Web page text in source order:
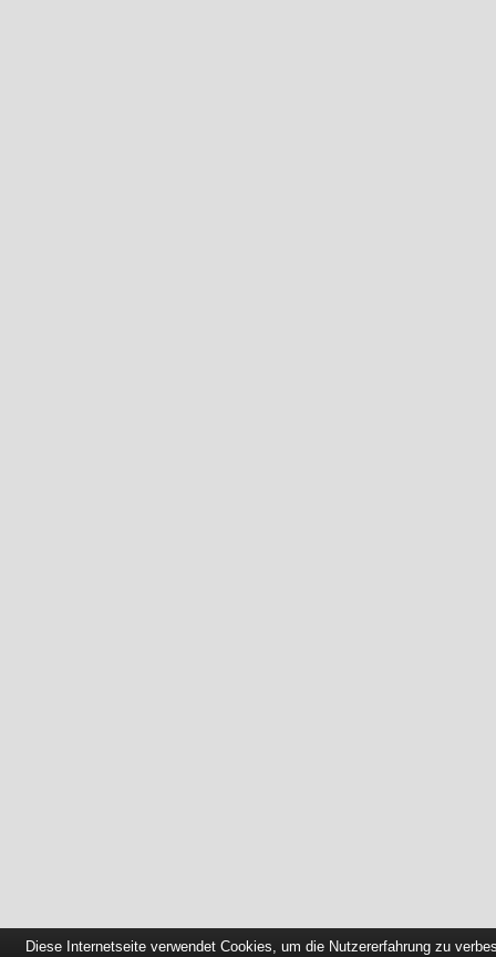
Diese Internetseite verwendet Cookies, um die Nutzererfahrung zu